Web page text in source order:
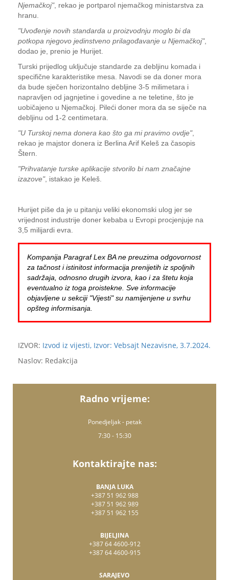
Njemačkoj", rekao je portparol njemačkog ministarstva za
hranu.
"Uvođenje novih standarda u proizvodnju moglo bi da
potkopa njegovo jedinstveno prilagođavanje u Njemačkoj",
dodao je, prenio je Hurijet.
Turski prijedlog uključuje standarde za debljinu komada i
specifične karakteristike mesa. Navodi se da doner mora
da bude sječen horizontalno debljine 3-5 milimetara i
napravljen od jagnjetine i govedine a ne teletine, što je
uobičajeno u Njemačkoj. Pileći doner mora da se siječe na
debljinu od 1-2 centimetara.
"U Turskoj nema donera kao što ga mi pravimo ovdje",
rekao je majstor donera iz Berlina Arif Keleš za časopis
Štern.
"Prihvatanje turske aplikacije stvorilo bi nam značajne
izazove", istakao je Keleš.
Hurijet piše da je u pitanju veliki ekonomski ulog jer se
vrijednost industrije doner kebaba u Evropi procjenjuje na
3,5 milijardi evra.
Kompanija Paragraf Lex BA ne preuzima odgovornost
za tačnost i istinitost informacija prenijetih iz spoljnih
sadržaja, odnosno drugih izvora, kao i za štetu koja
eventualno iz toga proistekne. Sve informacije
objavljene u sekciji "Vijesti" su namijenjene u svrhu
opšteg informisanja.
IZVOR: Izvod iz vijesti, Izvor: Vebsajt Nezavisne, 3.7.2024.
Naslov: Redakcija
Radno vrijeme:
Ponedjeljak - petak
7:30 - 15:30
Kontaktirajte nas:
BANJA LUKA
+387 51 962 988
+387 51 962 989
+387 51 962 155
BIJELJINA
+387 64 4600-912
+387 64 4600-915
SARAJEVO